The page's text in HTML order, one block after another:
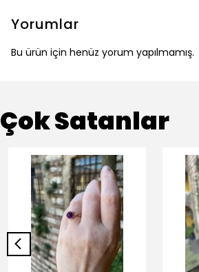
Yorumlar
Bu ürün için henüz yorum yapılmamış.
Çok Satanlar